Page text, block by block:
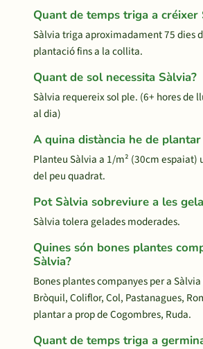
Quant de temps triga a créixer
Sàlvia triga aproximadament 75 dies
plantació fins a la collita.
Quant de sol necessita Sàlvia?
Sàlvia requereix sol ple. (6+ hores de
al dia)
A quina distància he de
Planteu Sàlvia a 1/m² (30cm espaiat)
del peu quadrat.
Pot Sàlvia sobreviure a les
Sàlvia tolera gelades moderades.
Quines són bones plantes
Sàlvia?
Bones plantes companyes per a
Bròquil, Coliflor, Col, Pastanagues,
plantar a prop de Cogombres, Ruda.
Quant de temps triga a